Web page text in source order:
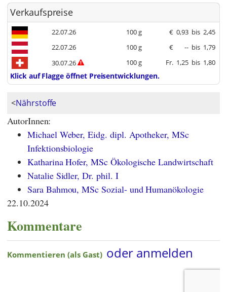
Verkaufspreise
22.07.26 100 g € 0,93 bis 2,45
22.07.26
100 g € -- bis 1,79
30.07.26
100 g Fr. 1,25 bis 1,80
Klick auf Flagge öffnet Preisentwicklungen.
<Nährstoffe
AutorInnen:
Michael Weber, Eidg. dipl. Apotheker, MSc
Infektionsbiologie
Katharina Hofer, MSc Ökologische Landwirtschaft
Natalie Sidler, Dr. phil. I
Sara Bahmou, MSc Sozial- und Humanökologie
22.10.2024
Kommentare